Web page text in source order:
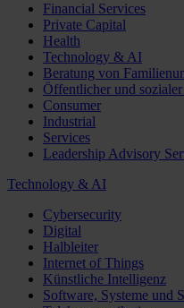
Financial Services
Private Capital
Health
Technology & AI
Beratung von
Öffentlicher und
Consumer
Industrial
Services
Leadership Advisory
Technology & AI
Cybersecurity
Digital
Halbleiter
Internet of Things
Künstliche Intelligenz
Software, Systeme und